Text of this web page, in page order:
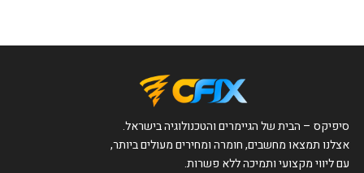
סיפיקס – הבית של הגיימרים והטכנולוגיה בישראל.
אצלנו תמצאו מחשבים, חומרה ומחירים מעולים ביותר,
עם ליווי מקצועי ותמיכה ללא פשרות.